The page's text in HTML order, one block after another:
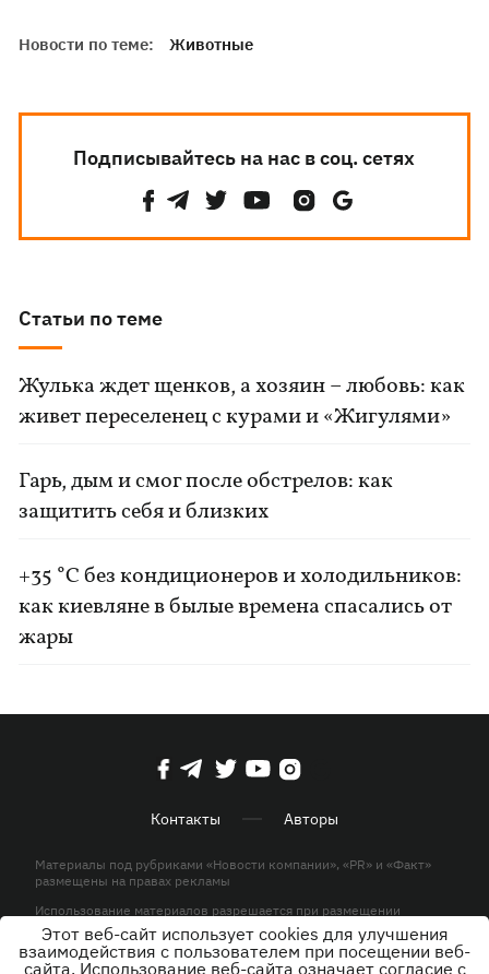
Новости по теме: Животные
Подписывайтесь на нас в соц. сетях
Статьи по теме
Жулька ждет щенков, а хозяин – любовь: как
живет переселенец с курами и «Жигулями»
Гарь, дым и смог после обстрелов: как
защитить себя и близких
+35 °C без кондиционеров и холодильников:
как киевляне в былые времена спасались от
жары
Контакты Авторы
Материалы под рубриками «Новости компании», «PR» и «Факт»
размещены на правах рекламы
Использование материалов разрешается при размещении
активной гиперссылки на KP.UA в первом абзаце.
© ООО «ЮЛАВ МЕДИА»,2026. Все права защищены.
Этот веб-сайт использует cookies для улучшения
взаимодействия с пользователем при посещении веб-
сайта. Использование веб-сайта означает согласие с